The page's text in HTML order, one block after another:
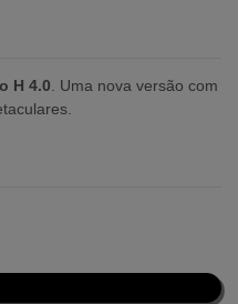
H 4.0 . Uma nova versão com